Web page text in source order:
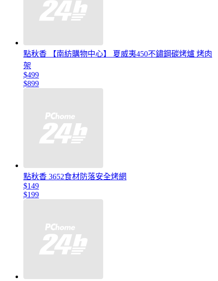
點秋香 【南紡購物中心】 夏威夷450不鏽鋼碳烤爐 烤肉
架
$499
$899
點秋香 3652食材防落安全烤網
$149
$199